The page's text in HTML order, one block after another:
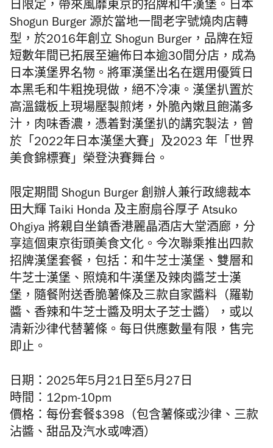
日限定，帶來風靡東京的招牌和牛漢堡。 日本
Shogun Burger 源於當地一間老字號燒肉店轉
型，於2016年創立 Shogun Burger，品牌在短
短數年間已拓展至遍佈日本逾30間分店，成為
日本漢堡界名物。 將軍漢堡出名在選用優質日
本黑毛和牛粗挽現做，絕不冷凍。漢堡扒置於
高溫鐵板上現場壓製煎烤，外脆內嫩且飽滿多
汁，肉味香濃，憑着對漢堡扒的講究製法，曾
於「2022年日本漢堡大賽」及2023 年「世界
美食錦標賽」榮登決賽舞台。
限定期間 Shogun Burger 創辦人兼行政總裁本
田大輝 Taiki Honda 及主廚扇谷厚子 Atsuko
Ohgiya 將親自坐鎮香港麗晶酒店大堂酒廊，分
享這個東京街頭美食文化。今次聯乘推出四款
招牌漢堡套餐，包括：和牛芝士漢堡、雙層和
牛芝士漢堡、照燒和牛漢堡及辣肉醬芝士漢
堡，隨餐附送香脆薯條及三款自家醬料（羅勒
醬、香辣和牛芝士醬及明太子芝士醬），或以
清新沙律代替薯條。每日供應數量有限，售完
即止。
日期：2025年5月21日至5月27日
時間：12pm-10pm
價格：每份套餐$398（包含薯條或沙律、三款
沾醬、甜品及汽水或啤酒）